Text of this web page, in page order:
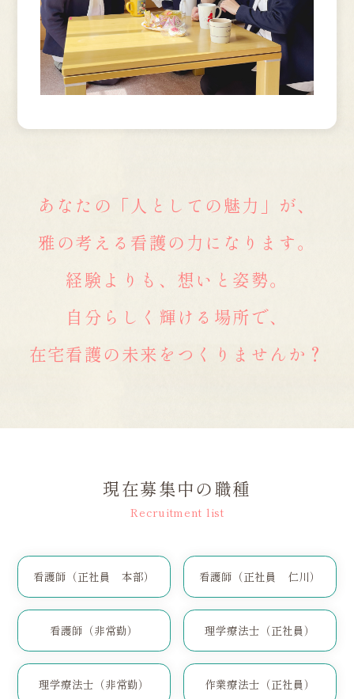
あなたの「人としての魅力」が、
雅の考える看護の力になります。
経験よりも、想いと姿勢。
自分らしく輝ける場所で、
在宅看護の未来をつくりませんか？
現在募集中の職種
Recruitment list
看護師（正社員 本部） 看護師（正社員 仁川）
看護師（非常勤） 理学療法士（正社員）
理学療法士（非常勤） 作業療法士（正社員）